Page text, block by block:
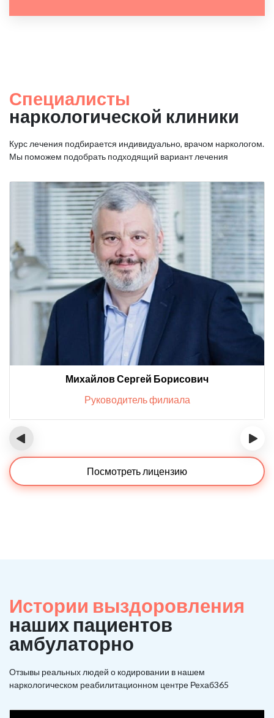
Специалисты
наркологической клиники
Курс лечения подбирается индивидуально, врачом наркологом.
Мы поможем подобрать подходящий вариант лечения
Михайлов Сергей Борисович
Руководитель филиала
‹ ›
Посмотреть лицензию
Истории выздоровления
наших пациентов
амбулаторно
Отзывы реальных людей о кодировании в нашем
наркологическом реабилитационном центре Рехаб365